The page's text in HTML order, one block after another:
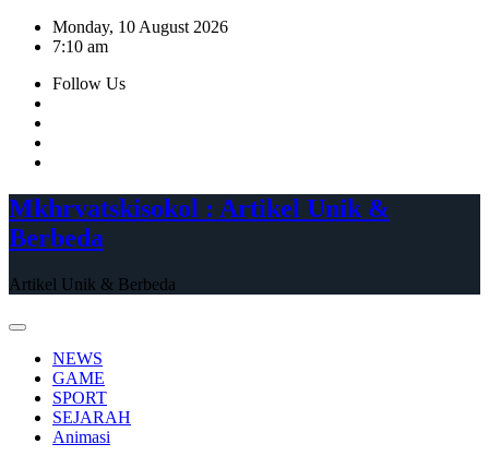
Skip
Monday, 10 August 2026
7:10 am
Follow Us
Mkhrvatskisokol : Artikel Unik &
Berbeda
Artikel Unik & Berbeda
NEWS
GAME
SPORT
SEJARAH
Animasi